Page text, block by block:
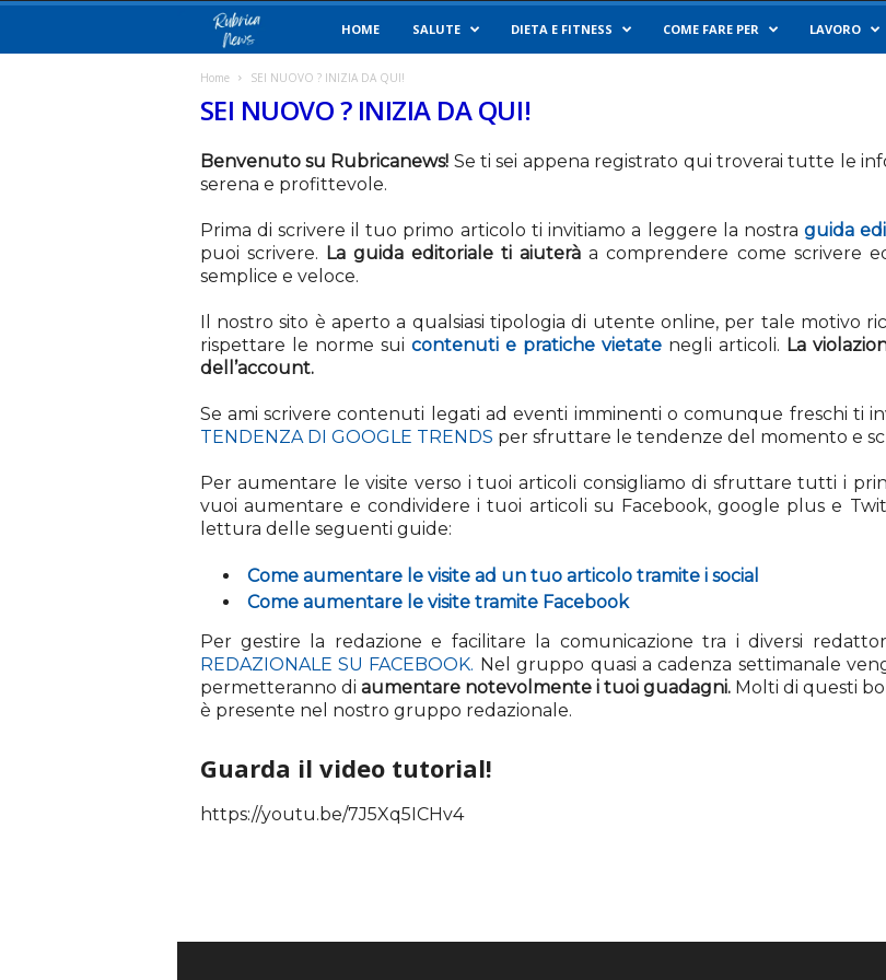
u
b
r
c
a
e
s
HOME SALUTE DIETA E FITNESS COME FARE PER LAVORO
Home SEI NUOVO ? INIZIA DA QUI!
SEI NUOVO ? INIZIA DA QUI!
Benvenuto su Rubricanews! Se ti sei appena registrato qui troverai tutte le
serena e profittevole.
Prima di scrivere il tuo primo articolo ti invitiamo a leggere la nostraguida
puoi scrivere. La guida editoriale ti aiuterà a comprendere come scrivere
semplice e veloce.
Il nostro sito è aperto a qualsiasi tipologia di utente online, per tale motivo
rispettare le norme sui contenuti e pratiche vietatenegli articoli. La
dell’account.
Se ami scrivere contenuti legati ad eventi imminenti o comunque freschi ti
TENDENZA DI GOOGLE TRENDS per sfruttare le tendenze del momento e
Per aumentare le visite verso i tuoi articoli consigliamo di sfruttare tutti i
vuoi aumentare e condividere i tuoi articoli su Facebook, google plus e
lettura delle seguenti guide:
Come aumentare le visite ad un tuo articolo tramite i social
Come aumentare le visite tramite Facebook
Per gestire la redazione e facilitare la comunicazione tra i diversi
REDAZIONALE SU FACEBOOK. Nel gruppo quasi a cadenza settimanale
permetteranno di aumentare notevolmente i tuoi guadagni.Molti di questi
è presente nel nostro gruppo redazionale.
Guarda il video tutorial!
https://youtu.be/7J5Xq5ICHv4